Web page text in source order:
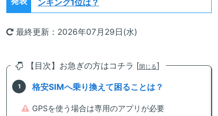
ンキング1位は？
最終更新：2026年07月29日(水)
【目次】お急ぎの方はコチラ [閉じる]
格安SIMへ乗り換えて困ることは？
GPSを使う場合は専用のアプリが必要